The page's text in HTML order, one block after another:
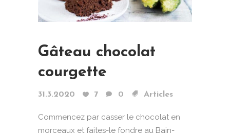
Gâteau chocolat
courgette
31.3.2020 7 0 Articles
Commencez par casser le chocolat en
morceaux et faites-le fondre au Bain-